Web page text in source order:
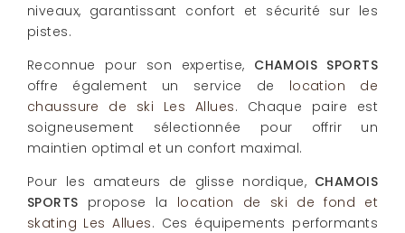
niveaux, garantissant confort et sécurité sur les
pistes.
Reconnue pour son expertise, CHAMOIS SPORTS
offre également un service de location de
chaussure de ski Les Allues. Chaque paire est
soigneusement sélectionnée pour offrir un
maintien optimal et un confort maximal.
Pour les amateurs de glisse nordique, CHAMOIS
SPORTS propose la location de ski de fond et
skating Les Allues. Ces équipements performants